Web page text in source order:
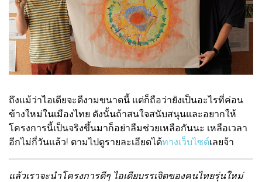
ถึงแม้ว่าไอเดียจะดีงามขนาดนี้ แต่ก็ถือว่ายังเป็นอะไรที่ค่อน
ข้างใหม่ในเมืองไทย ดังนั้นถ้าสนใจสนับสนุนและอยากให้
โครงการนี้เป็นจริงขึ้นมาก็อย่าลืมช่วยเหลือกันนะ เหลือเวลา
อีกไม่กี่วันแล้ว! ตามไปดูรายละเอียดได้ทางเว็บไซต์เลยจ้า
แล้วเราจะนำโครงการดีๆ ไอเดียบรรเจิดของคนไทยรุ่นใหม่